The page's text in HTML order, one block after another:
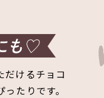
だけるチョコ
たりです。